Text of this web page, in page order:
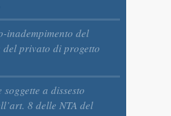
inadempimento del
del privato di progetto
soggette a dissesto
8 delle NTA del